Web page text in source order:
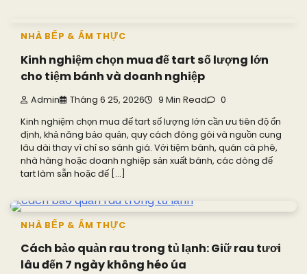
NHÀ BẾP & ẨM THỰC
Kinh nghiệm chọn mua đế tart số lượng lớn
cho tiệm bánh và doanh nghiệp
Admin Tháng 6 25, 2026 9 Min Read 0
Kinh nghiệm chọn mua đế tart số lượng lớn cần ưu tiên độ ổn
định, khả năng bảo quản, quy cách đóng gói và nguồn cung
lâu dài thay vì chỉ so sánh giá. Với tiệm bánh, quán cà phê,
nhà hàng hoặc doanh nghiệp sản xuất bánh, các dòng đế
tart làm sẵn hoặc đế […]
NHÀ BẾP & ẨM THỰC
Cách bảo quản rau trong tủ lạnh: Giữ rau tươi
lâu đến 7 ngày không héo úa